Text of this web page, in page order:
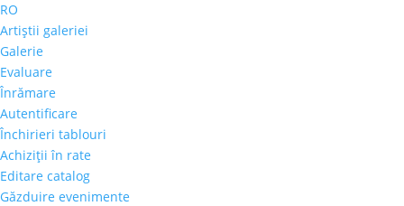
RO
Artiştii galeriei
Galerie
Evaluare
Înrămare
Autentificare
Închirieri tablouri
Achiziţii în rate
Editare catalog
Găzduire evenimente
Dumitru Mihai Glodeanu
– „Portret”
750,00
Selectează rata |
3 luni
6 luni
9 luni
12 luni